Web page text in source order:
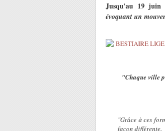
Jusqu'au 19 juin
évoquant un
"Chaque ville
"Grâce à ces
façon différente.